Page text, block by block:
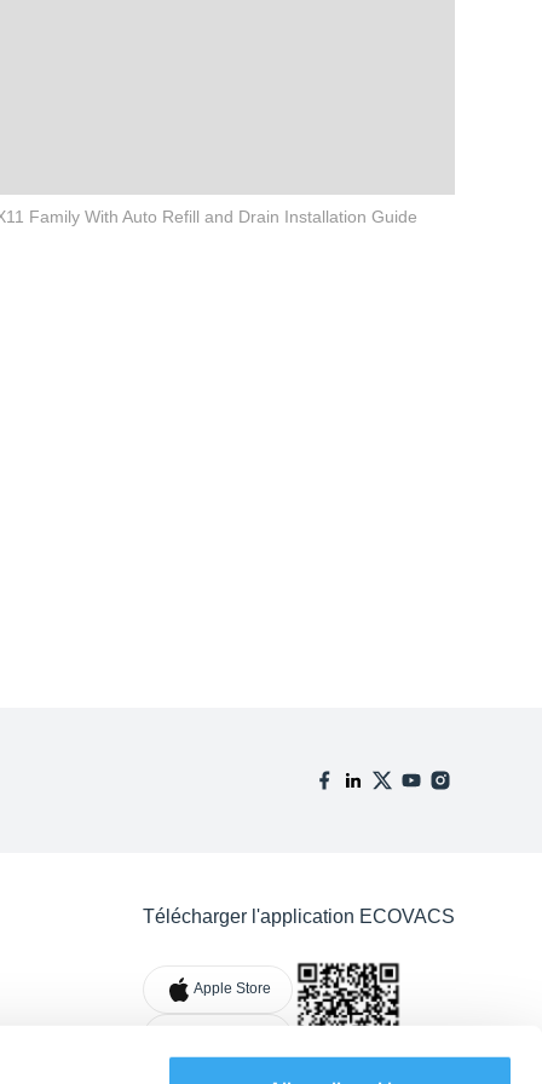
Family With Auto Refill and Drain Installation Guide
Télécharger l'application ECOVACS
Apple Store